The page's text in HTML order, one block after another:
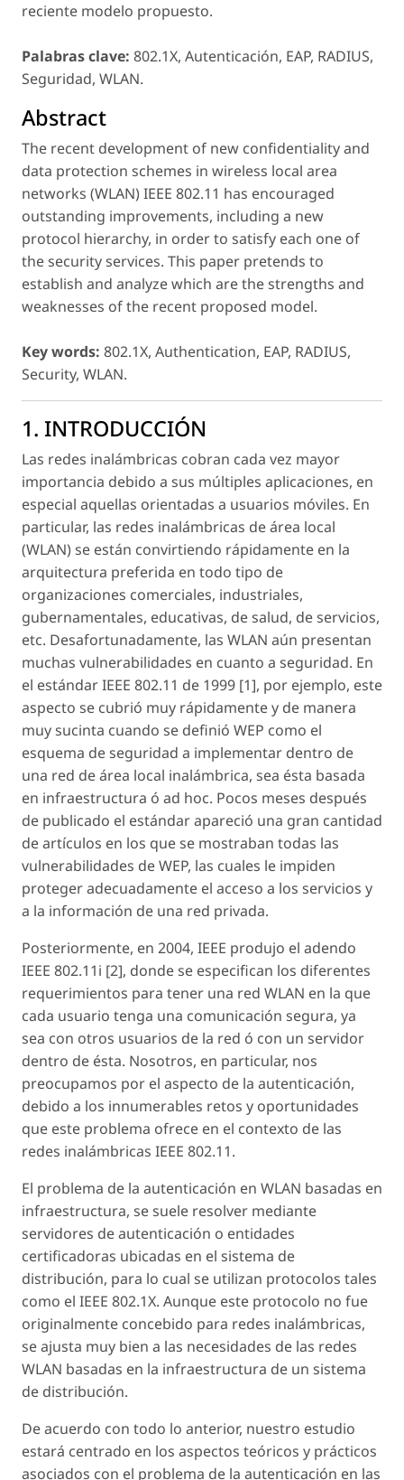
reciente modelo propuesto.
Palabras clave: 802.1X, Autenticación, EAP, RADIUS,
Seguridad, WLAN.
Abstract
The recent development of new confidentiality and
data protection schemes in wireless local area
networks (WLAN) IEEE 802.11 has encouraged
outstanding improvements, including a new
protocol hierarchy, in order to satisfy each one of
the security services. This paper pretends to
establish and analyze which are the strengths and
weaknesses of the recent proposed model.
Key words: 802.1X, Authentication, EAP, RADIUS,
Security, WLAN.
1. INTRODUCCIÓN
Las redes inalámbricas cobran cada vez mayor
importancia debido a sus múltiples aplicaciones, en
especial aquellas orientadas a usuarios móviles. En
particular, las redes inalámbricas de área local
(WLAN) se están convirtiendo rápidamente en la
arquitectura preferida en todo tipo de
organizaciones comerciales, industriales,
gubernamentales, educativas, de salud, de servicios,
etc. Desafortunadamente, las WLAN aún presentan
muchas vulnerabilidades en cuanto a seguridad. En
el estándar IEEE 802.11 de 1999 [1], por ejemplo, este
aspecto se cubrió muy rápidamente y de manera
muy sucinta cuando se definió WEP como el
esquema de seguridad a implementar dentro de
una red de área local inalámbrica, sea ésta basada
en infraestructura ó ad hoc. Pocos meses después
de publicado el estándar apareció una gran cantidad
de artículos en los que se mostraban todas las
vulnerabilidades de WEP, las cuales le impiden
proteger adecuadamente el acceso a los servicios y
a la información de una red privada.
Posteriormente, en 2004, IEEE produjo el adendo
IEEE 802.11i [2], donde se especifican los diferentes
requerimientos para tener una red WLAN en la que
cada usuario tenga una comunicación segura, ya
sea con otros usuarios de la red ó con un servidor
dentro de ésta. Nosotros, en particular, nos
preocupamos por el aspecto de la autenticación,
debido a los innumerables retos y oportunidades
que este problema ofrece en el contexto de las
redes inalámbricas IEEE 802.11.
El problema de la autenticación en WLAN basadas en
infraestructura, se suele resolver mediante
servidores de autenticación o entidades
certificadoras ubicadas en el sistema de
distribución, para lo cual se utilizan protocolos tales
como el IEEE 802.1X. Aunque este protocolo no fue
originalmente concebido para redes inalámbricas,
se ajusta muy bien a las necesidades de las redes
WLAN basadas en la infraestructura de un sistema
de distribución.
De acuerdo con todo lo anterior, nuestro estudio
estará centrado en los aspectos teóricos y prácticos
asociados con el problema de la autenticación en las